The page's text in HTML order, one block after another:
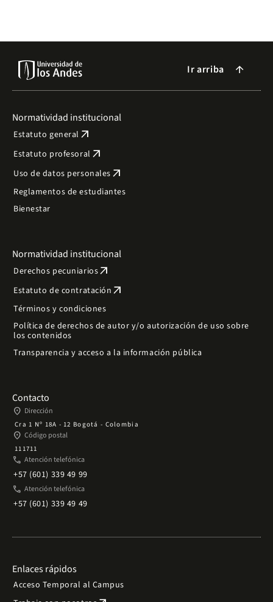
Ir arriba arrow_forward
Normatividad institucional
Estatuto general arrow_outward
Estatuto profesoral arrow_outward
Uso de datos personales arrow_outward
Reglamentos de estudiantes
Bienestar
Normatividad institucional
Derechos pecuniariosarrow_outward
Estatuto de contratación arrow_outward
Términos y condiciones
Política de derechos de autor y/o autorización de uso sobre
los contenidos
Transparencia y acceso a la información pública
Contacto
place Dirección
Cra 1 Nº 18A - 12 Bogotá - Colombia
place Código postal
111711
phone Atención telefónica
+57 (601) 339 49 99
phone Atención telefónica
+57 (601) 339 49 49
Enlaces rápidos
Acceso Temporal al Campus